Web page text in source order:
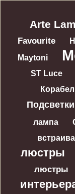
Arte
Favourite
Maytoni
ST Luce
лампа
люстры
люстры